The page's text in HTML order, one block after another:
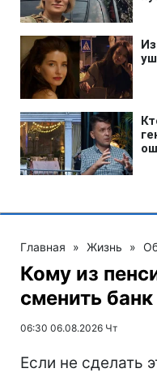
Главная » Жизнь »
Кому из
сменить
06:30 06.08.2026 Чт
Если не сделать